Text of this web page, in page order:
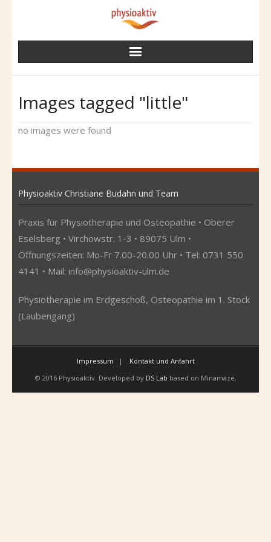
Images tagged "little"
no images were found
Physioaktiv Christiane Budahn und Team
Praxis für Physiotherapie und Osteopathie • Oberer
Eselsberg • Virchowstr. 1-3 • 89075 Ulm •
Öffnungszeiten: Mo-Fr 7.00-20.00 Uhr • Tel: 0731 550
4141 • Mail: info@physioaktiv-ulm.de
Physiotherapie im Erdgeschoß, Osteopathie im 1. Stock
(Laubengang)
Impressum
Kontakt und Anfahrt
© 2016 Physioaktiv. Developed by DS Lab based on Minamaze.